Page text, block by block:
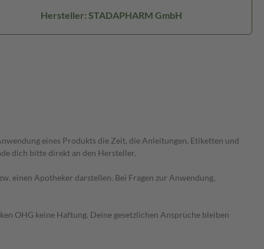
Hersteller: STADAPHARM GmbH
eines Produkts die Zeit, die Anleitungen, Etiketten und
dich bitte direkt an den Hersteller.
einen Apotheker darstellen. Bei Fragen zur Anwendung,
OHG keine Haftung. Deine gesetzlichen Ansprüche bleiben